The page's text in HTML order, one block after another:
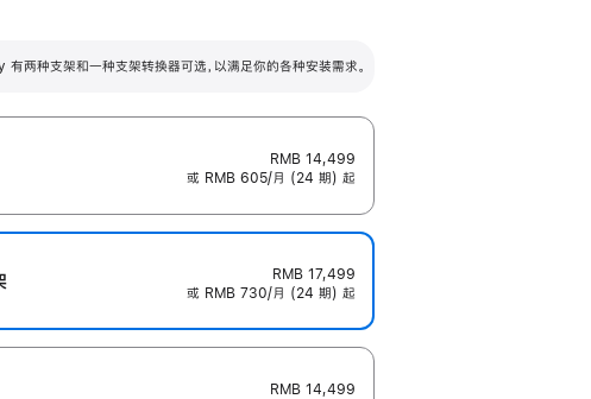
毫米的高度调节范围。
两种支架和一种支架转换器可选，以满足你的各种安装需求。
RMB 14,499
或 RMB 605/月 (24 期) 起
RMB 17,499
或 RMB 730/月 (24 期) 起
RMB 14,499